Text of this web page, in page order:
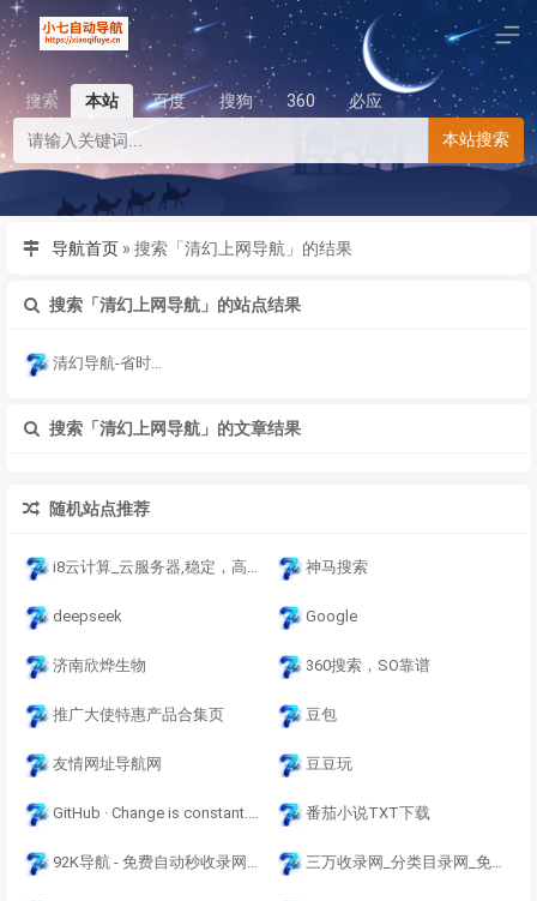
搜索 本站 百度 搜狗 360
必应
本站搜索
导航首页 » 搜索「清幻上网导航」的结果
搜索「清幻上网导航」的站点结果
清幻导航-省时的极简导航
搜索「清幻上网导航」的文章结果
随机站点推荐
i8云计算_云服务器,稳定，高性能，香港CN2独享云服务器 神马搜索
deepseek Google
济南欣烨生物 360搜索，SO靠谱
推广大使特惠产品合集页 豆包
友情网址导航网 豆豆玩
GitHub · Change is constant. GitHub keeps you ahead. · GitHub 番茄小说TXT下载
92K导航 - 免费自动秒收录网址导航 三万收录网_分类目录网_免费网站目录_网站收录_网址提交_免费收录网站